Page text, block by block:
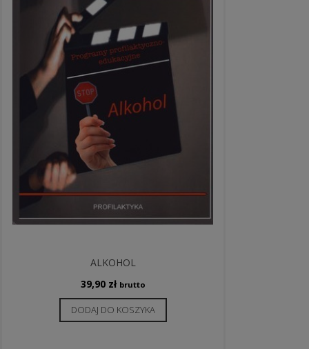
ALKOHOL
39,90 zł brutto
DODAJ DO KOSZYKA